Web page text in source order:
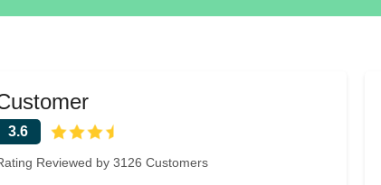
3.6
Reviewed by 3126 Customers